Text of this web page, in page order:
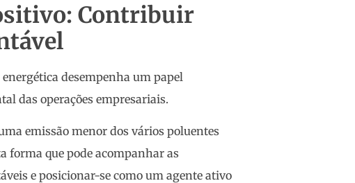
Contribuir
desempenha um papel
das operações empresariais.
emissão menor dos vários poluentes
forma que pode acompanhar as
e posicionar-se como um agente ativo